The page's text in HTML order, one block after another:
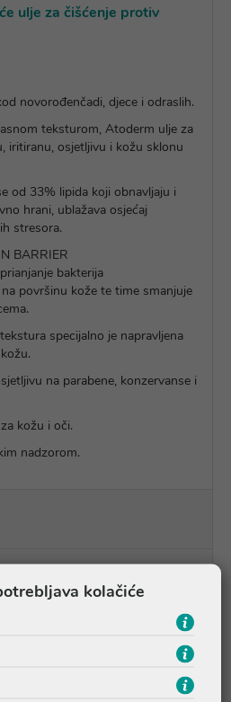
ulje za čišćenje protiv
novorođenčadi, djece i odraslih.
teksturom, Atoderm ulje za
iritiranu, osjetljivu i kožu sklonu
od 33% lipida koji obnavljaju i
hrani, ublažava osjećaj
stresora.
BARRIER
bakterija
površinu kože te time smanjuje
specijalno je napravljena
na parabene, konzervanse i
kožu i oči.
nadzorom.
kolačiće